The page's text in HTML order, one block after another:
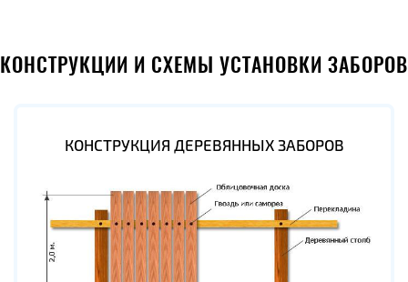
КОНСТРУКЦИИ И СХЕМЫ УСТАНОВКИ ЗАБОРОВ
КОНСТРУКЦИЯ ДЕРЕВЯННЫХ ЗАБОРОВ